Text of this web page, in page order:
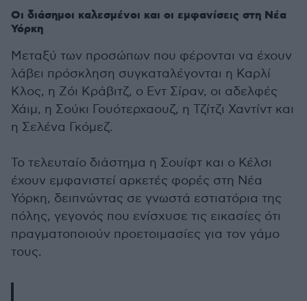
Οι διάσημοι καλεσμένοι και οι εμφανίσεις στη Νέα
Υόρκη
Μεταξύ των προσώπων που φέρονται να έχουν
λάβει πρόσκληση συγκαταλέγονται η Καρλί
Κλος, η Ζόι Κράβιτζ, ο Εντ Σίραν, οι αδελφές
Χάιμ, η Σούκι Γουότερχαουζ, η Τζίτζι Χαντίντ και
η Σελένα Γκόμεζ.
Το τελευταίο διάστημα η Σουίφτ και ο Κέλσι
έχουν εμφανιστεί αρκετές φορές στη Νέα
Υόρκη, δειπνώντας σε γνωστά εστιατόρια της
πόλης, γεγονός που ενίσχυσε τις εικασίες ότι
πραγματοποιούν προετοιμασίες για τον γάμο
τους.